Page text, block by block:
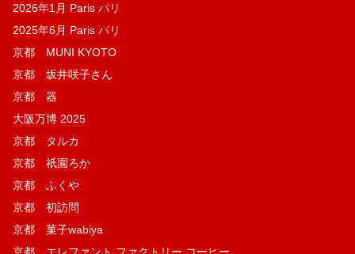
2026年1月 Paris パリ
2025年6月 Paris パリ
京都 MUNI KYOTO
京都 坂井咲子さん
京都 器
大阪万博 2025
京都 タルカ
京都 祇園ろか
京都 ふくや
京都 初訪問
京都 菓子wabiya